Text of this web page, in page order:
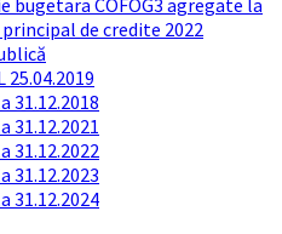
bugetara COFOG3 agregate la
de credite 2022
25.04.2019
31.12.2018
31.12.2021
31.12.2022
31.12.2023
31.12.2024